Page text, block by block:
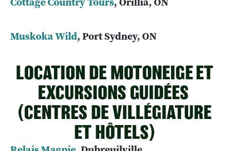
Muskoka Wild, Port Sydney, ON
LOCATION DE MOTONEIGE ET
EXCURSIONS GUIDÉES
(CENTRES DE VILLÉGIATURE
ET HÔTELS)